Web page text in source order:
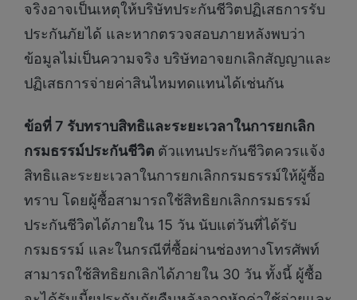
จริงอาจเป็นเหตุให้บริษัทประกันชีวิตปฏิเสธการรับ
ประกันภัยได้ และหากตรวจสอบภายหลังพบว่า
ข้อมูลไม่เป็นความจริง บริษัทอาจยกเลิกสัญญาและ
ปฏิเสธการจ่ายค่าสินไหมทดแทนได้เช่นกัน
ข้อที่ 7 รับทราบสิทธิและระยะเวลาในการยกเลิก
กรมธรรม์ประกันชีวิต ตัวแทนประกันชีวิตควรแจ้ง
สิทธิและระยะเวลาในการยกเลิกกรมธรรม์ให้ผู้ซื้อ
ทราบ โดยผู้ซื้อสามารถใช้สิทธิยกเลิกกรมธรรม์
ประกันชีวิตได้ภายใน 15 วัน นับแต่วันที่ได้รับ
กรมธรรม์ และในกรณีที่ซื้อผ่านช่องทางโทรศัพท์
สามารถใช้สิทธิยกเลิกได้ภายใน 30 วัน ทั้งนี้ ผู้ซื้อ